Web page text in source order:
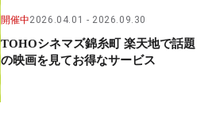
開催中2026.04.01 2026.09.30
TOHOシネマズ錦糸町 楽天地で話題
の映画を見てお得なサービス